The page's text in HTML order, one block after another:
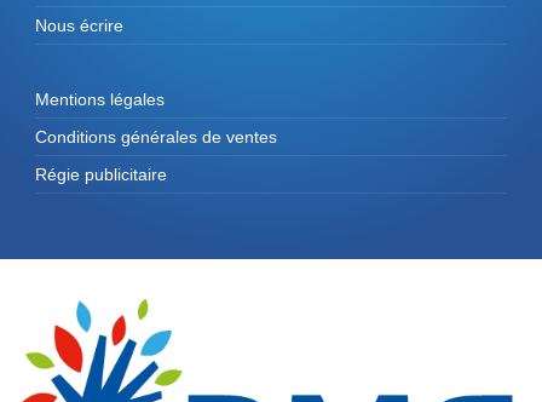
Nous écrire
Mentions légales
Conditions générales de ventes
Régie publicitaire